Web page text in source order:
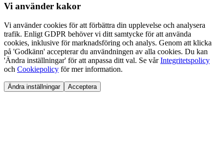
Vi använder kakor
Vi använder cookies för att förbättra din upplevelse och analysera
trafik. Enligt GDPR behöver vi ditt samtycke för att använda
cookies, inklusive för marknadsföring och analys. Genom att klicka
på 'Godkänn' accepterar du användningen av alla cookies. Du kan
'Ändra inställningar' för att anpassa ditt val. Se vårIntegritetspolicy
och Cookiepolicy för mer information.
Ändra inställningar Acceptera